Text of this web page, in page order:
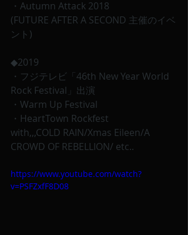
・Autumn Attack 2018
(FUTURE AFTER A SECOND 主催のイベ
ント)
◆2019
・フジテレビ「46th New Year World
Rock Festival」出演
・Warm Up Festival
・HeartTown Rockfest
with,,,COLD RAIN/Xmas Eileen/A
CROWD OF REBELLION/ etc..
https://www.youtube.com/watch?
v=PSFZxfF8D08